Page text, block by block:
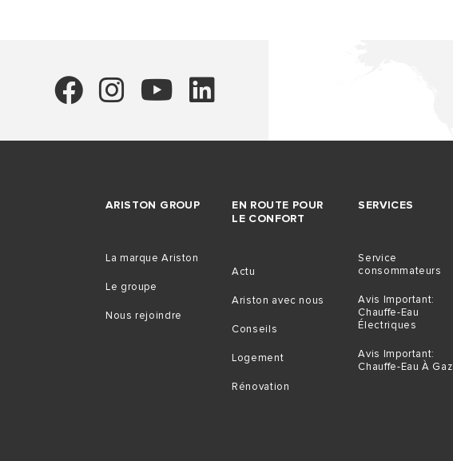
ARISTON GROUP
La marque Ariston
Le groupe
Nous rejoindre
EN ROUTE POUR
LE CONFORT
Actu
Ariston avec nous
Conseils
Logement
Rénovation
SERVICES
Service
consommateurs
Avis Important:
Chauffe-Eau
Électriques
Avis Important:
Chauffe-Eau À Gaz